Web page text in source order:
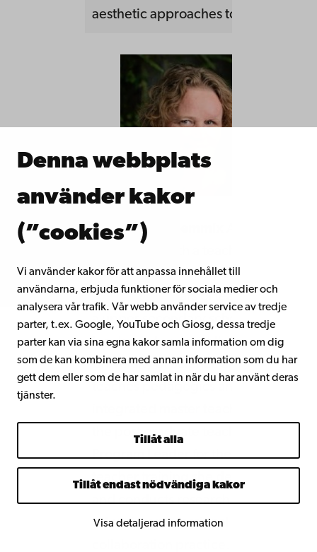
Denna webbplats
använder kakor
(”cookies”)
Vi använder kakor för att anpassa innehållet till
användarna, erbjuda funktioner för sociala medier och
analysera vår trafik. Vår webb använder service av tredje
parter, t.ex. Google, YouTube och Giosg, dessa tredje
parter kan via sina egna kakor samla information om dig
som de kan kombinera med annan information som du har
gett dem eller som de har samlat in när du har använt deras
tjänster.
Tillåt alla
Tillåt endast nödvändiga kakor
Visa detaljerad information
aesthetic approaches to learning
Juliette Box Vlemmix
Rotterdam University of Applied
and several years of teaching
a upper secondary school, Juliette is
teacher educator at the Norwegian
University of Science and
the post graduate teacher training.
Program Leader for the postgraduate
teacher training she developed
and conducts research in, teacher
educators professional development